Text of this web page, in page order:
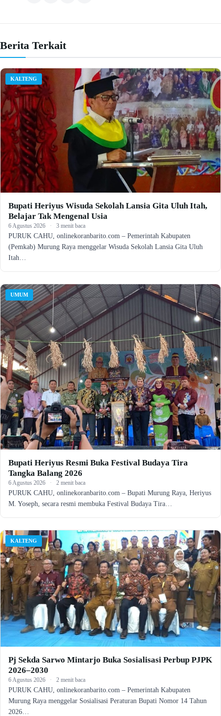
Berita Terkait
KALTENG
Bupati Heriyus Wisuda Sekolah Lansia Gita Uluh Itah,
Belajar Tak Mengenal Usia
6 Agustus 2026 · 3 menit baca
PURUK CAHU, onlinekoranbarito.com – Pemerintah Kabupaten
(Pemkab) Murung Raya menggelar Wisuda Sekolah Lansia Gita Uluh
Itah…
UMUM
Bupati Heriyus Resmi Buka Festival Budaya Tira
Tangka Balang 2026
6 Agustus 2026 · 2 menit baca
PURUK CAHU, onlinekoranbarito.com – Bupati Murung Raya, Heriyus
M. Yoseph, secara resmi membuka Festival Budaya Tira…
KALTENG
Pj Sekda Sarwo Mintarjo Buka Sosialisasi Perbup PJPK
2026–2030
6 Agustus 2026 · 2 menit baca
PURUK CAHU, onlinekoranbarito.com – Pemerintah Kabupaten
Murung Raya menggelar Sosialisasi Peraturan Bupati Nomor 14 Tahun
2026…